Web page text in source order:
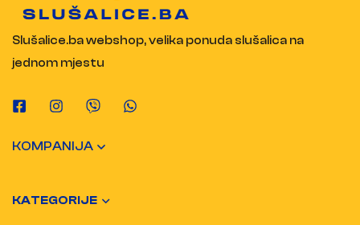
Slušalice.ba webshop, velika ponuda slušalica na
jednom mjestu
KOMPANIJA
KATEGORIJE